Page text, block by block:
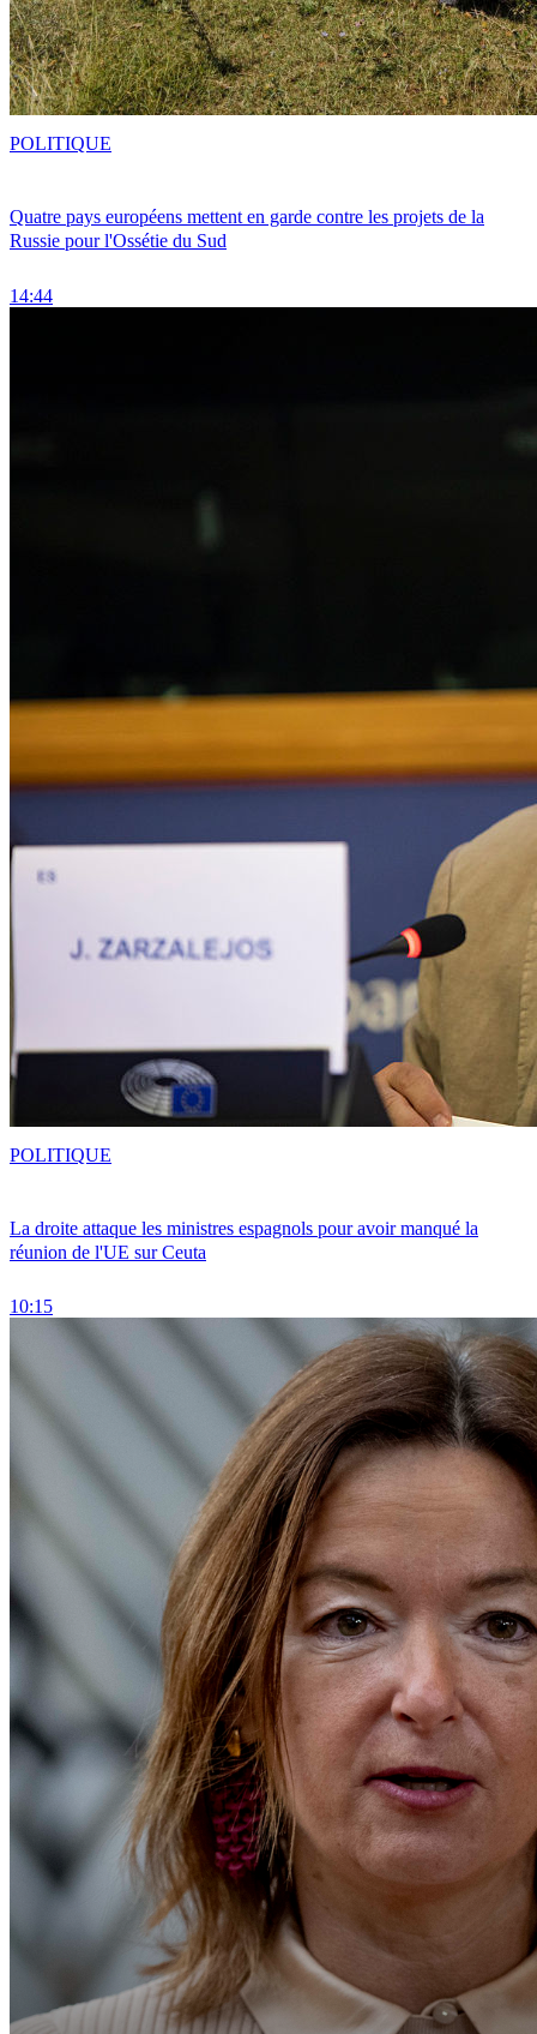
Quatre pays européens mettent en garde contre les projets de la
Russie pour l'Ossétie du Sud
14:44
POLITIQUE
La droite attaque les ministres espagnols pour avoir manqué la
réunion de l'UE sur Ceuta
10:15
POLITIQUE